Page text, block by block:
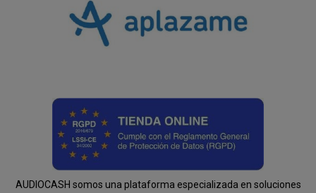
AUDIOCASH somos una plataforma especializada en soluciones